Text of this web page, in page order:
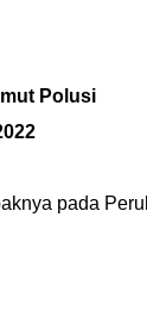
Polusi
pada